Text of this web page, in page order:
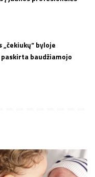
byloje
baudžiamojo